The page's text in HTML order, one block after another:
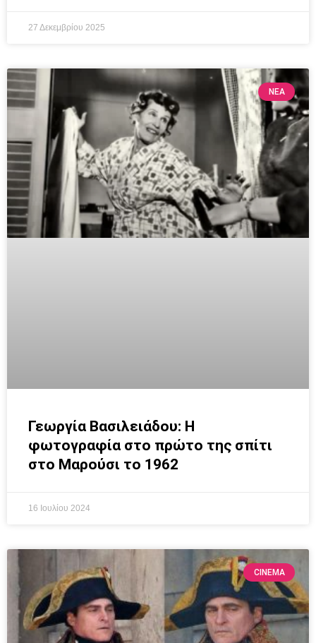
27 Δεκεμβρίου 2025
ΝΕΑ
Γεωργία Βασιλειάδου: Η
φωτογραφία στο πρώτο της σπίτι
στο Μαρούσι το 1962
16 Ιουλίου 2024
CINEMA